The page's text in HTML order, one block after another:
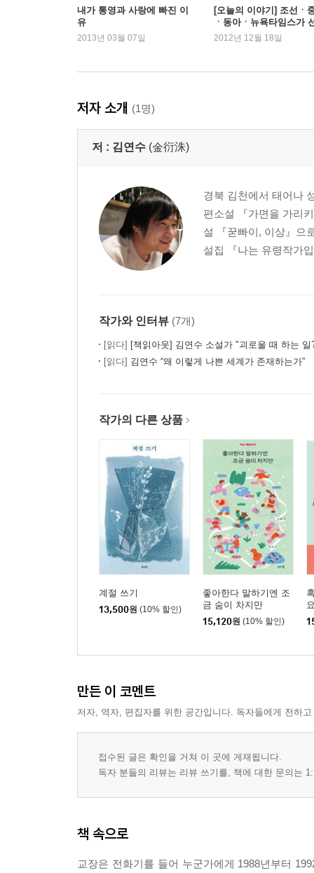
특별전 : 가장 차가운 땅에서도
1. 1985년 6월 무렵, 금이 간 그라나다의 뒷유리창
내가 통영과 사랑에 빠진 이
유
2013년 03월 07일
[오늘의 이야기] 조선ㆍ
ㆍ동아ㆍ뉴욕타임스가
한 올해 최고의 책
2012년 12월 18일
저자 소개 (1명)
저 : 김연수 (金衍洙)
경북 김천에서 태어나
편소설 『가면을 가리
설 『꾿빠이, 이상』으
설집 『나는 유령작가
작가와 인터뷰 (7개)
[읽다] [책읽아웃] 김연수 소설가 "괴로울 때 하는 일? 시급하게 나무
[읽다] 김연수 “왜 이렇게 나쁜 세계가 존재하는가”
작가의 다른 상품
계절 쓰기
13,500원 (10% 할인)
좋아한다 말하기엔 조
금 숨이 차지만
15,120원 (10% 할인)
만든 이 코멘트
저자, 역자, 편집자를 위한 공간입니다. 독자들에게 전하
접수된 글은 확인을 거쳐 이 곳에 게재됩니다.
독자 분들의 리뷰는 리뷰 쓰기를, 책에 대한 문의는
책 속으로
교장은 전화기를 들어 누군가에게 1988년부터